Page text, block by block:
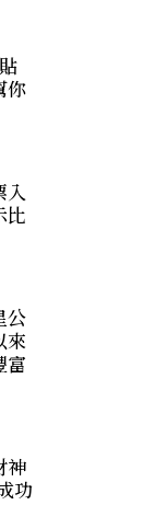
你
入
比
公
富
神
功